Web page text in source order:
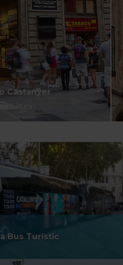
Castanyer
e cultura
Bus Turístic